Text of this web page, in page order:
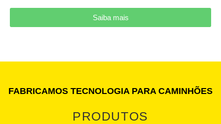
Saiba mais
FABRICAMOS TECNOLOGIA PARA CAMINHÕES
PRODUTOS